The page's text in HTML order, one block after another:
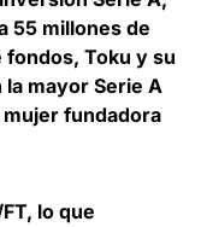
55 millones de
Toku y su
mayor Serie A
fundadora
lo que